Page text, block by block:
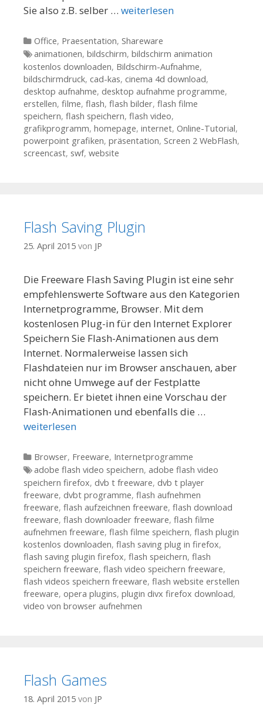
Sie also z.B. selber … weiterlesen
Kategorien
Office, Praesentation, Shareware
Tags
animationen, bildschirm, bildschirm animation
kostenlos downloaden, Bildschirm-Aufnahme,
bildschirmdruck, cad-kas, cinema 4d download,
desktop aufnahme, desktop aufnahme programme,
erstellen, filme, flash, flash bilder, flash filme
speichern, flash speichern, flash video,
grafikprogramm, homepage, internet, Online-Tutorial,
powerpoint grafiken, präsentation, Screen 2 WebFlash,
screencast, swf, website
Flash Saving Plugin
25. April 2015 von JP
Die Freeware Flash Saving Plugin ist eine sehr
empfehlenswerte Software aus den Kategorien
Internetprogramme, Browser. Mit dem
kostenlosen Plug-in für den Internet Explorer
Speichern Sie Flash-Animationen aus dem
Internet. Normalerweise lassen sich
Flashdateien nur im Browser anschauen, aber
nicht ohne Umwege auf der Festplatte
speichern. Er bietet ihnen eine Vorschau der
Flash-Animationen und ebenfalls die …
weiterlesen
Kategorien
Browser, Freeware, Internetprogramme
Tags
adobe flash video speichern, adobe flash video
speichern firefox, dvb t freeware, dvb t player
freeware, dvbt programme, flash aufnehmen
freeware, flash aufzeichnen freeware, flash download
freeware, flash downloader freeware, flash filme
aufnehmen freeware, flash filme speichern, flash plugin
kostenlos downloaden, flash saving plug in firefox,
flash saving plugin firefox, flash speichern, flash
speichern freeware, flash video speichern freeware,
flash videos speichern freeware, flash website erstellen
freeware, opera plugins, plugin divx firefox download,
video von browser aufnehmen
Flash Games
18. April 2015 von JP